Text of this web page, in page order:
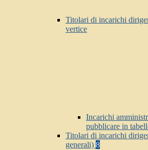
Titolari di incarichi
vertice
Incarichi
pubblicare in
Titolari di incarichi
generali) 8